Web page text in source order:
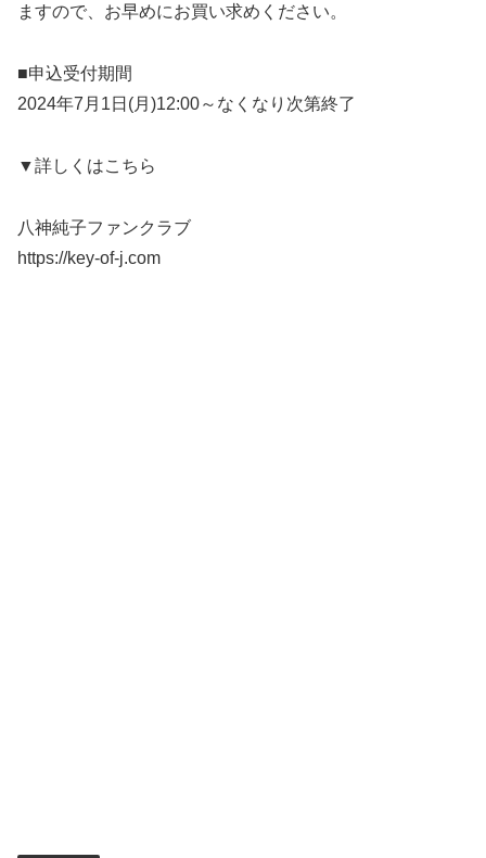
ますので、お早めにお買い求めください。
■申込受付期間
2024年7月1日(月)12:00～なくなり次第終了
▼詳しくはこちら
八神純子ファンクラブ
https://key-of-j.com